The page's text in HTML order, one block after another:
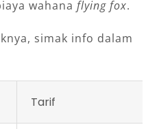
wahana flying fox.
simak info dalam
Tarif